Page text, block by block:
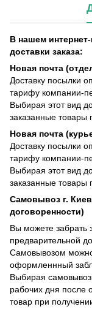
В нашем
доставки заказа:
Новая почта
Доставку посылки
тарифу компании-
Выбирая этот вид
заказанные товары
Новая почта
Доставку посылки
тарифу компании-
Выбирая этот вид
заказанные товары
Самовывоз г.
договоренности)
Вы можете забрать
предварительной
Самовывозом можно
оформленнный
Выбирая
рабочих дня после
товар при